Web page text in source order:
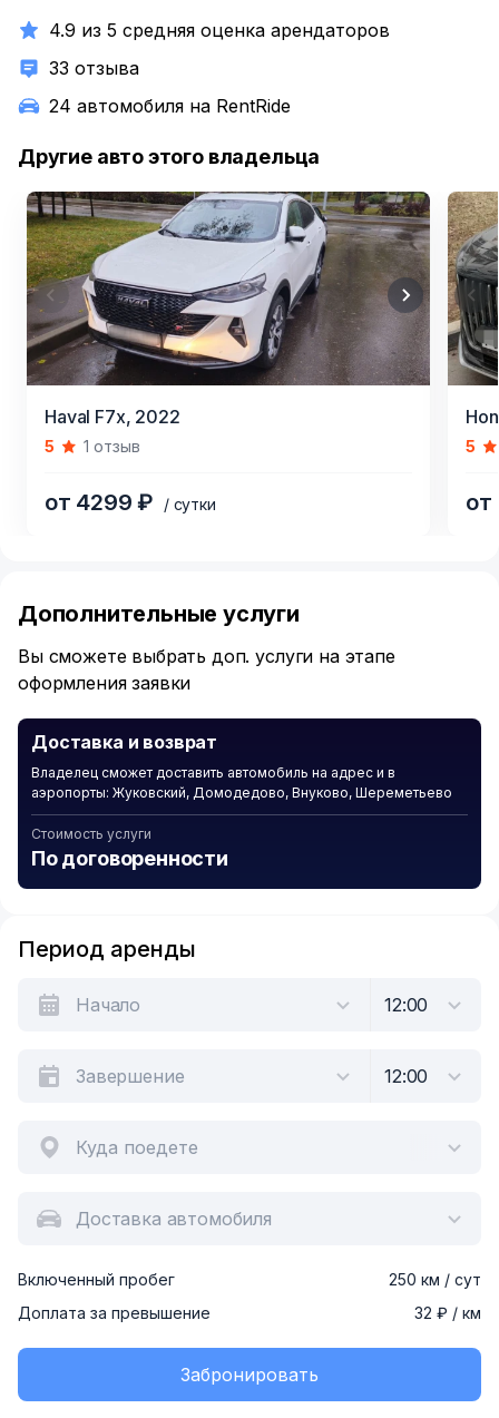
4.9 из 5 средняя оценка арендаторов
33 отзыва
24 автомобиля на RentRide
Другие авто этого владельца
Haval F7x, 2022
5 1 отзыв
от 4299 ₽ / сутки
5
of
6
Дополнительные услуги
Вы сможете выбрать доп. услуги на этапе
оформления заявки
Доставка и возврат
Владелец сможет доставить автомобиль на адрес и в
аэропорты: Жуковский, Домодедово, Внуково, Шереметьево
Стоимость услуги
По договоренности
Период аренды
Куда поедете
Доставка автомобиля
Включенный пробег
250 км / сут
Доплата за превышение
32 ₽ / км
Забронировать